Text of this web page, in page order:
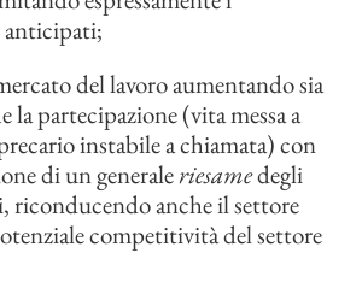
anticipati;
del lavoro aumentando sia
la partecipazione (vita messa a
instabile a chiamata) con
di un generaleriesamedegli
riconducendo anche il settore
competitività del settore